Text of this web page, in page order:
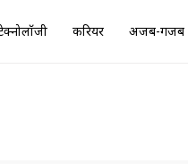
करियर अजब-गजब